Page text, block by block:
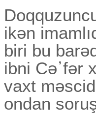
ikən
biri bu
ibni Cə᾽fər
vaxt
ondan